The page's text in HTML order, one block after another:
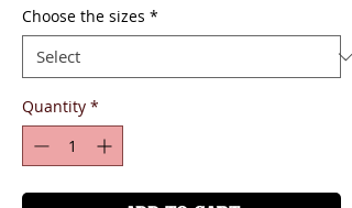
Choose the sizes *
Quantity *